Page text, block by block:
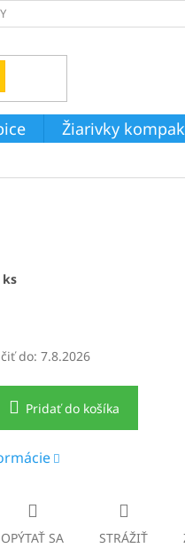
Žiarivky
do: 7.8.2026
Pridať do košíka
OPÝTAŤ SA STRÁŽIŤ